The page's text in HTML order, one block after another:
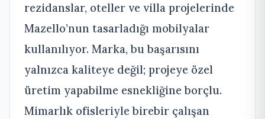
rezidanslar, oteller ve villa projelerinde
Mazello’nun tasarladığı mobilyalar
kullanılıyor. Marka, bu başarısını
yalnızca kaliteye değil; projeye özel
üretim yapabilme esnekliğine borçlu.
Mimarlık ofisleriyle birebir çalışan